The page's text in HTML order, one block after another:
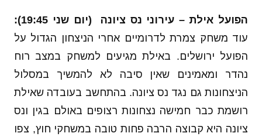
הפועל אילת – עירוני נס ציונה
(יום שני 19:45):
עוד משחק צמרת לדרומיים אחרי הניצחון הגדול על
הפועל ירושלים. באילת מגיעים למשחק במצב רוח
נהדר ומאמינים שאין סיבה לא להמשיך במסלול
הניצחונות גם נגד נס ציונה. בהתחשב בעובדה שאילת
רושמת כבר חמישה נצחונות רצופים באולם בגין ונס
ציונה היא קבוצה הרבה פחות טובה במשחקי חוץ, צפו